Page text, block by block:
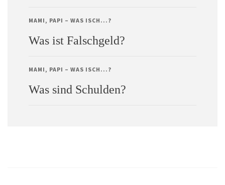
MAMI, PAPI – WAS ISCH...?
Was ist Falschgeld?
MAMI, PAPI – WAS ISCH...?
Was sind Schulden?